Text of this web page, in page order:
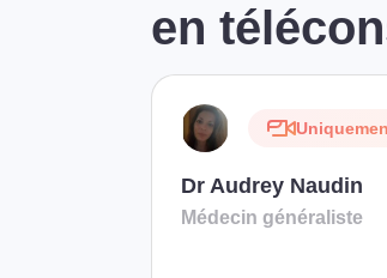
en
Dr Audrey Naudin
Médecin généraliste